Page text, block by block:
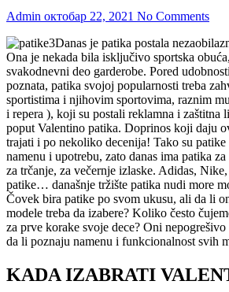
Admin октобар 22, 2021 No Comments
Danas je patika postala
Ona je nekada bila isključivo sportska
svakodnevni deo garderobe. Pored
poznata, patika svojoj popularnosti treba
sportistima i njihovim sportovima, raznim
i repera ), koji su postali reklamna i zaštitna
poput Valentino patika. Doprinos koji daju
trajati i po nekoliko decenija! Tako su
namenu i upotrebu, zato danas ima patika
za trčanje, za večernje izlaske. Adidas,
patike… današnje tržište patika nudi more
Čovek bira patike po svom ukusu, ali da li
modele treba da izabere? Koliko često
za prve korake svoje dece? Oni
da li poznaju namenu i funkcionalnost svih
KADA IZABRATI